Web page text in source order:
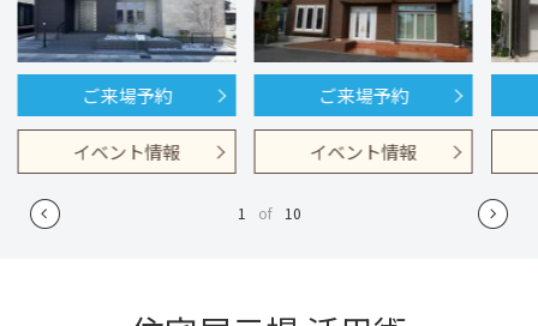
ご来場予約
イベント情報
ご来場予約
イベント情報
1 of 10